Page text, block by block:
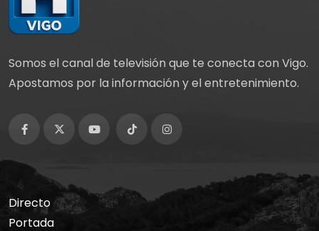
Somos el canal de televisión que te conecta con Vigo.
Apostamos por la información y el entretenimiento.
Directo
Portada